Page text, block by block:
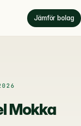
Jämför bolag
Mokka